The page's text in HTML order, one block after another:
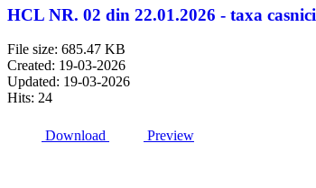
HCL NR. 02 din 22.01.2026 - taxa casnici
File size: 685.47 KB
Created: 19-03-2026
Updated: 19-03-2026
Hits: 24
Download Preview